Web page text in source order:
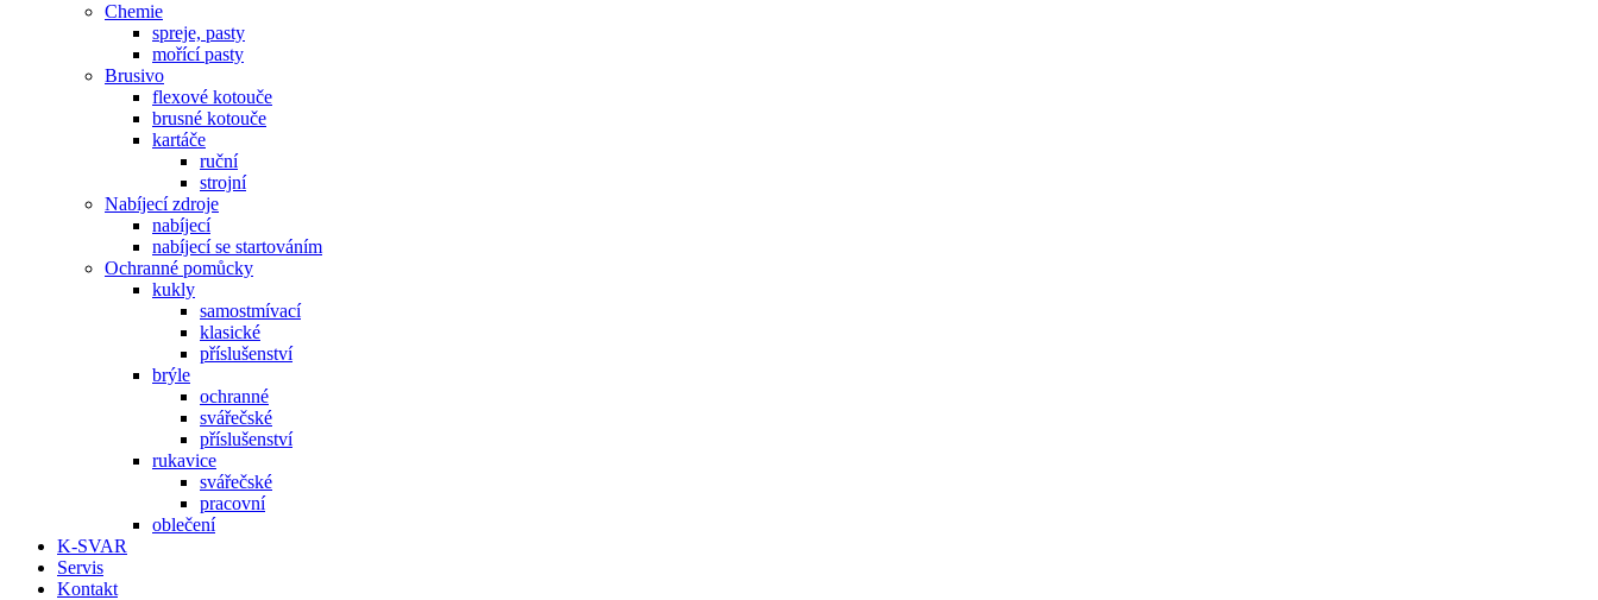
Chemie
spreje, pasty
mořící pasty
Brusivo
flexové kotouče
brusné kotouče
kartáče
ruční
strojní
Nabíjecí zdroje
nabíjecí
nabíjecí se startováním
Ochranné pomůcky
kukly
samostmívací
klasické
příslušenství
brýle
ochranné
svářečské
příslušenství
rukavice
svářečské
pracovní
oblečení
K-SVAR
Servis
Kontakt